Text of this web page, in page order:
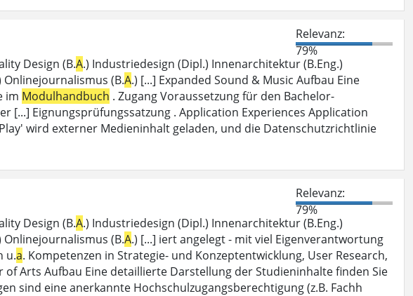
Relevanz:
79%
Design (B.A.) Industriedesign (Dipl.) Innenarchitektur (B.Eng.)
Onlinejournalismus (B.A.) [...] Expanded Sound & Music Aufbau Eine
im Modulhandbuch . Zugang Voraussetzung für den Bachelor-
[...] Eignungsprüfungssatzung . Application Experiences Application
wird externer Medieninhalt geladen, und die Datenschutzrichtlinie
Relevanz:
79%
Design (B.A.) Industriedesign (Dipl.) Innenarchitektur (B.Eng.)
Onlinejournalismus (B.A.) [...] iert angelegt - mit viel Eigenverantwortung
u.a. Kompetenzen in Strategie- und Konzeptentwicklung, User Research,
Arts Aufbau Eine detaillierte Darstellung der Studieninhalte finden Sie
sind eine anerkannte Hochschulzugangsberechtigung (z.B. Fachh